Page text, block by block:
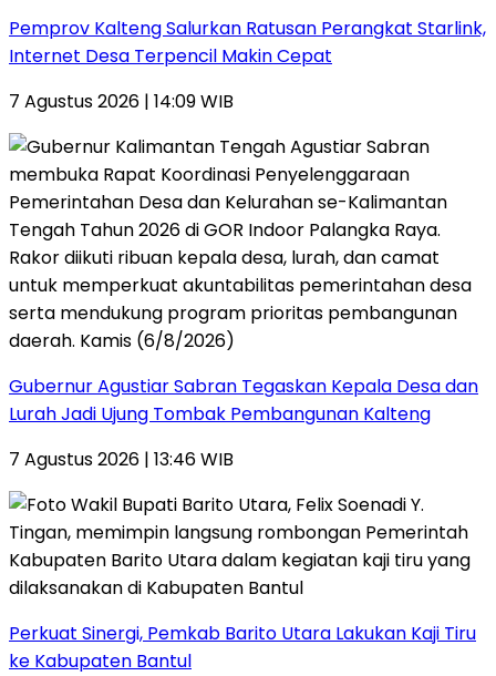
Pemprov Kalteng Salurkan Ratusan Perangkat Starlink,
Internet Desa Terpencil Makin Cepat
7 Agustus 2026 | 14:09 WIB
Gubernur Agustiar Sabran Tegaskan Kepala Desa dan
Lurah Jadi Ujung Tombak Pembangunan Kalteng
7 Agustus 2026 | 13:46 WIB
Perkuat Sinergi, Pemkab Barito Utara Lakukan Kaji Tiru
ke Kabupaten Bantul